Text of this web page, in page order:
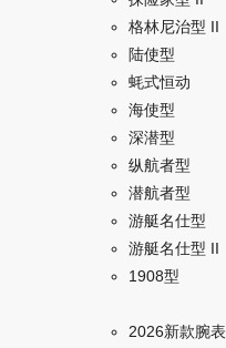
格林尼治型 II
陆使型
蚝式恒动
海使型
深潜型
纵航者型
潜航者型
游艇名仕型
游艇名仕型 II
1908型
2026新款腕表